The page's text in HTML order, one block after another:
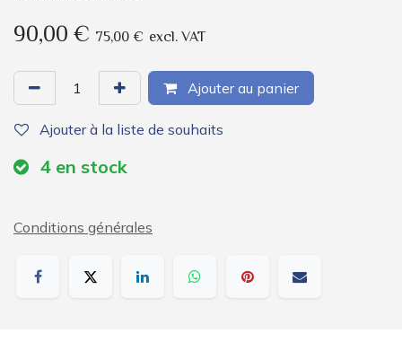
90,00€ 75,00 € excl. VAT
Ajouter au panier
Ajouter à la liste de souhaits
4 en stock
Conditions générales